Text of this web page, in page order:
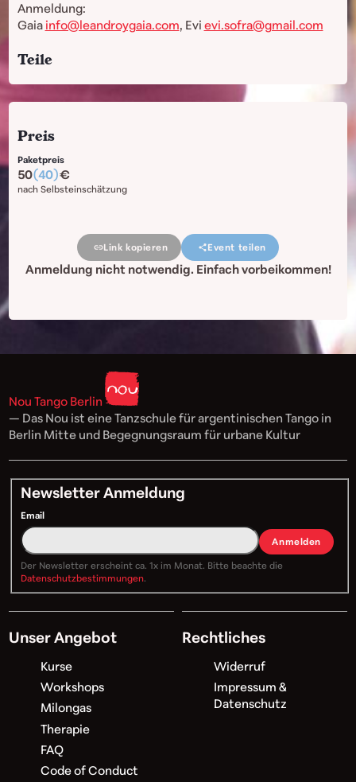
Anmeldung:
Gaia info@leandroygaia.com, Evi evi.sofra@gmail.com
Teile
Preis
Paketpreis
nach Selbsteinschätzung
50(40)
Link kopieren Event teilen
Anmeldung nicht notwendig. Einfach vorbeikommen!
Nou Tango Berlin
— Das Nou ist eine Tanzschule für argentinischen Tango in
Berlin Mitte und Begegnungsraum für urbane Kultur
Newsletter Anmeldung
Email
Anmelden
Der Newsletter erscheint ca. 1x im Monat. Bitte beachte die
Datenschutzbestimmungen.
Unser Angebot
Kurse
Workshops
Milongas
Therapie
FAQ
Code of Conduct
Rechtliches
Widerruf
Impressum &
Datenschutz